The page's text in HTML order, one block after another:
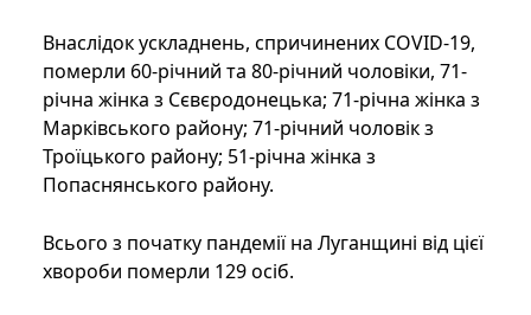
Внаслідок ускладнень, спричинених COVID-19,
померли 60-річний та 80-річний чоловіки, 71-
річна жінка з Сєвєродонецька; 71-річна жінка з
Марківського району; 71-річний чоловік з
Троїцького району; 51-річна жінка з
Попаснянського району.
Всього з початку пандемії на Луганщині від цієї
хвороби померли 129 осіб.